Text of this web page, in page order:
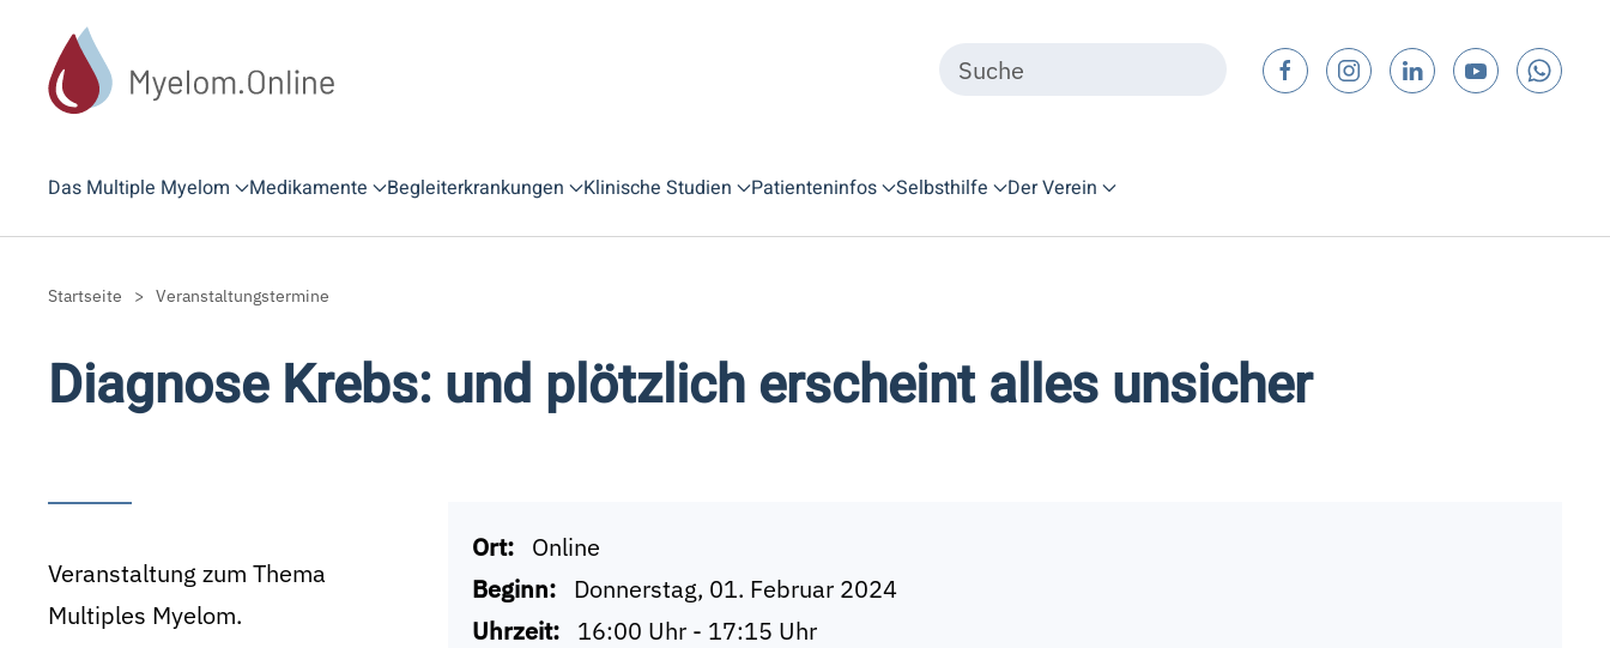
Zum Hauptinhalt springen
Das Multiple Myelom Medikamente Begleiterkrankungen Klinische Studien Patienteninfos Selbsthilfe Der Verein
Startseite Veranstaltungstermine
Diagnose Krebs: und plötzlich erscheint alles unsicher
Veranstaltung zum Thema
Multiples Myelom.
Ort:
Online
Beginn:
Donnerstag, 01. Februar 2024
Uhrzeit:
16:00 Uhr - 17:15 Uhr